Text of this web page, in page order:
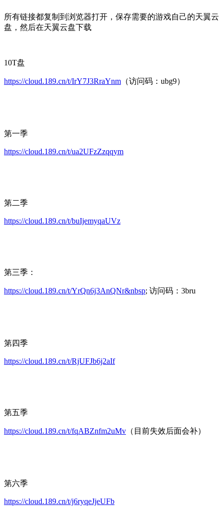
所有链接都复制到浏览器打开，保存需要的游戏自己的天翼云
盘，然后在天翼云盘下载
10T盘
https://cloud.189.cn/t/IrY7J3RraYnm （访问码：ubg9）
第一季
https://cloud.189.cn/t/ua2UFzZzqqym
第二季
https://cloud.189.cn/t/buIjemyqaUVz
第三季：
https://cloud.189.cn/t/YrQn6j3AnQNr&nbsp; 访问码：3bru
第四季
https://cloud.189.cn/t/RjUFJb6j2aIf
第五季
https://cloud.189.cn/t/fqABZnfm2uMv （目前失效后面会补）
第六季
https://cloud.189.cn/t/j6ryqeJjeUFb